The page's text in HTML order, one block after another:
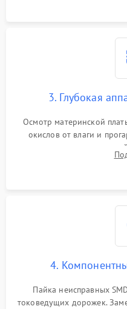
3. Глубокая
Осмотр материнской
окислов от влаги и
дежурных
4.
Пайка неисправных
токоведущих дорожек.